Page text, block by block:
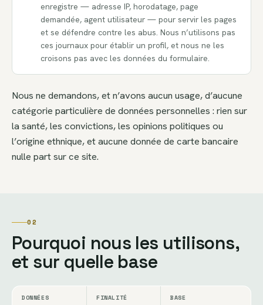
enregistre — adresse IP, horodatage, page
demandée, agent utilisateur — pour servir les pages
et se défendre contre les abus. Nous n’utilisons pas
ces journaux pour établir un profil, et nous ne les
croisons pas avec les données du formulaire.
Nous ne demandons, et n’avons aucun usage, d’aucune
catégorie particulière de données personnelles : rien sur
la santé, les convictions, les opinions politiques ou
l’origine ethnique, et aucune donnée de carte bancaire
nulle part sur ce site.
02
Pourquoi nous les utilisons,
et sur quelle base
DONNÉES FINALITÉ BASE